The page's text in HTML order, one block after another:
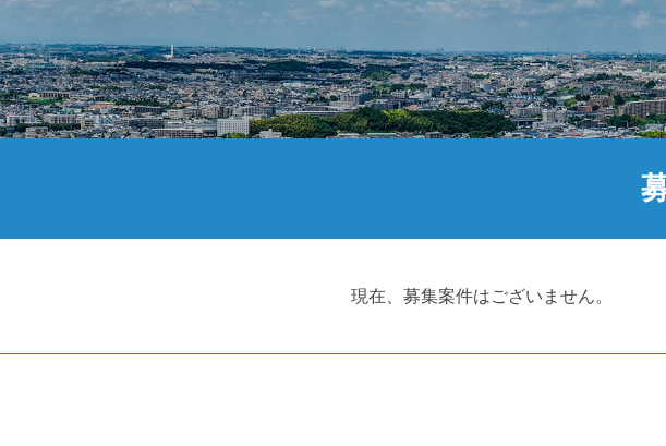
現在、募集案件はございません。